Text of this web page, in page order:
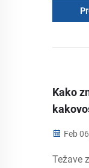
Kako
Feb
Težave